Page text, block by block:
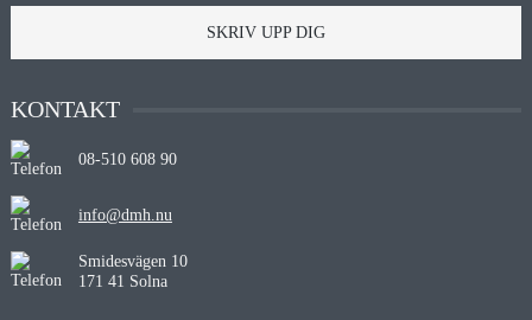
SKRIV UPP DIG
KONTAKT
08-510 608 90
info@dmh.nu
Smidesvägen 10
171 41 Solna